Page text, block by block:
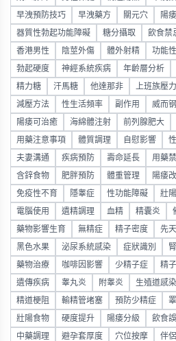
早洩預防技巧 早洩藥方 關元穴 陽
器質性勃起功能障礙 糖分攝取 飲食禁
香港男性 陰莖外傷 體外射精 功能
勃起硬度 神經系統疾病 年齡層分析
精力糖 汗馬糖 他達那非 上班族壓力
減壓方法 性生活頻率 副作用 威而
陽痿可治癒 海綿體注射 前列腺肥大
用藥注意事項 體質調理 自慰影響
夫妻溝通 疾病預防 壽命延長 用藥
含鋅食物 肥胖預防 體重管理 陽痿
免疫性不育 隱睾症 性功能障礙 壯
電腦使用 遺精調理 血精 精囊炎
藥物影響生育 無精症 精子密度 先
黑色水果 泌尿系統感染 症狀識別
藥物治療 咖啡因影響 少精子症 精
遺傳疾病 睾丸炎 附睾炎 生殖道感染
精道梗阻 輸精管堵塞 預防少精症
壯陽食物 硬度提升 陽痿分級 飲食
中藥調理 避孕套厚度 穴位按摩 伴